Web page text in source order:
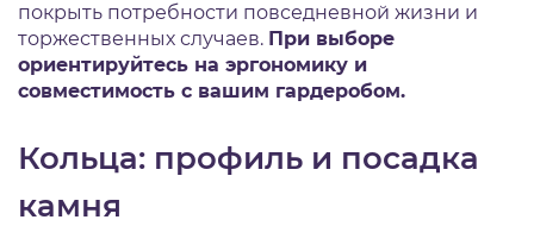
покрыть потребности повседневной жизни и
торжественных случаев. При выборе
ориентируйтесь на эргономику и
совместимость с вашим гардеробом.
Кольца: профиль и посадка
камня